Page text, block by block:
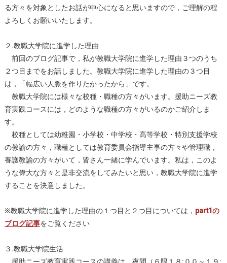
る方々を対象としたお話が中心になると思いますので，ご理解の程
よろしくお願いいたします。
２.教職大学院に進学した理由
前回のブログ記事で，私が教職大学院に進学した理由３つのうち
２つ目までをお話しました。教職大学院に進学した理由の３つ目
は，「幅広い人脈を作りたかったから」です。
教職大学院には様々な校種・職種の方々がいます。援助ニーズ教
育実践コースには，どのような職種の方々がいるのかご紹介しま
す。
校種としては幼稚園・小学校・中学校・高等学校・特別支援学校
の教諭の方々，職種としては教育委員会指導主事の方々や管理職，
養護教諭の方々がいて，皆さん一緒に学んでいます。私は，このよ
うな偉大な方々と是非交流をしてみたいと思い，教職大学院に進学
することを決意しました。
※教職大学院に進学した理由の１つ目と２つ目については， part1の
ブログ記事をご覧ください
３.教職大学院生活